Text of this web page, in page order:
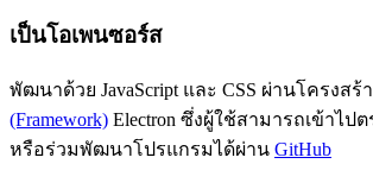
เป็นโอเพนซอร์ส
พัฒนาด้วย JavaScript และ CSS ผ่านโครงสร้
(Framework) Electron ซึ่งผู้ใช้สามารถเข้าไป
หรือร่วมพัฒนาโปรแกรมได้ผ่าน GitHub